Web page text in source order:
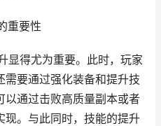
重要性
显得尤为重要。此时，玩家
需要通过强化装备和提升技
以通过击败高质量副本或者
现。与此同时，技能的提升